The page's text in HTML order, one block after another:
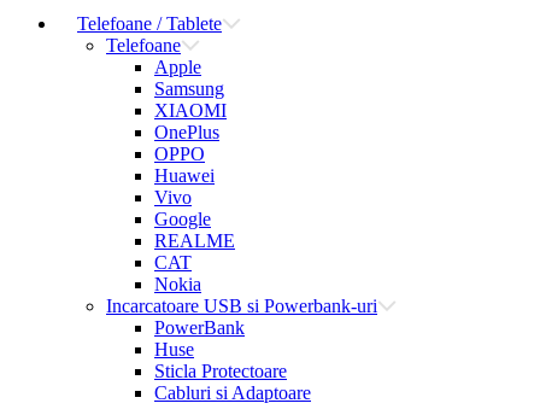
Telefoane / Tablete
Telefoane
Apple
Samsung
XIAOMI
OnePlus
OPPO
Huawei
Vivo
Google
REALME
CAT
Nokia
Incarcatoare USB si Powerbank-uri
PowerBank
Huse
Sticla Protectoare
Cabluri si Adaptoare